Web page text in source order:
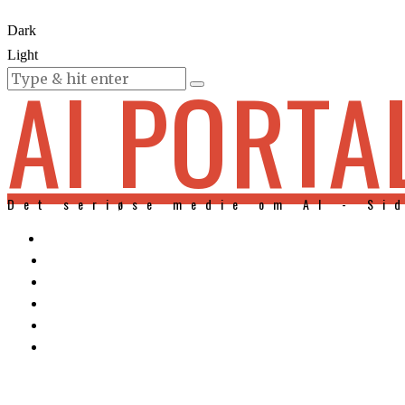
Dark
Light
KURSER
AI
Det seriøse medie om AI -